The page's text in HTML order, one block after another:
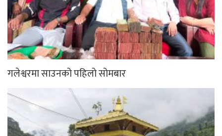
गलेश्वरमा साउनको पहिलो सोमबार